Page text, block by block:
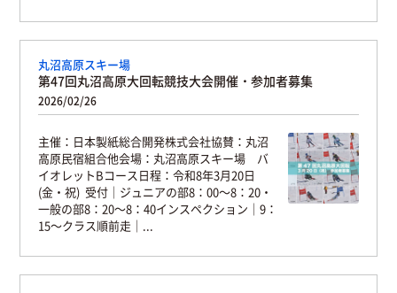
丸沼高原スキー場
第47回丸沼高原大回転競技大会開催・参加者募集
2026/02/26
主催：日本製紙総合開発株式会社協賛：丸沼
高原民宿組合他会場：丸沼高原スキー場 バ
イオレットBコース日程：令和8年3月20日
(金・祝) 受付｜ジュニアの部8：00〜8：20・
一般の部8：20〜8：40インスペクション｜9：
15〜クラス順前走｜...